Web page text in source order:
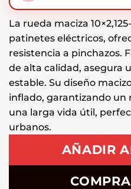
La rueda maciza
patinetes eléctricos,
resistencia a pinchazos.
de alta calidad, asegura
estable. Su diseño
inflado, garantizando
una larga vida útil,
urbanos.
AÑADIR